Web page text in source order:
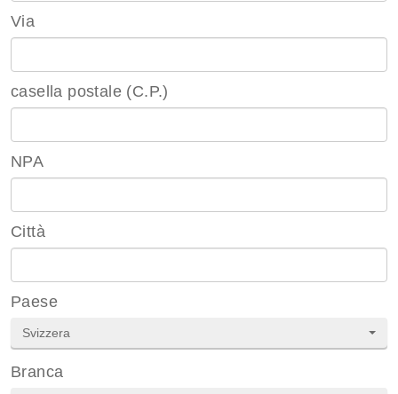
Via
casella postale (C.P.)
NPA
Città
Paese
Svizzera
Branca